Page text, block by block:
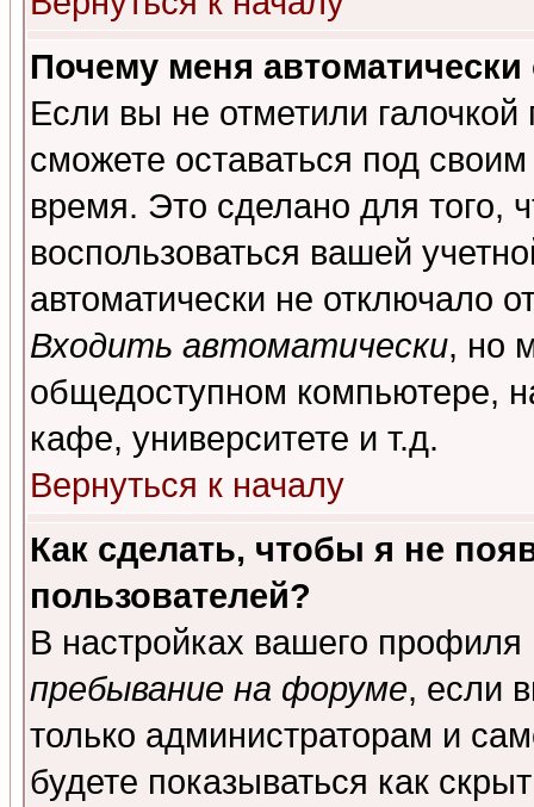
Почему меня автоматически
Если вы не отметили галочкой
сможете оставаться под
время. Это сделано для того,
воспользоваться вашей
автоматически не отключало
Входить автоматически, но
общедоступном компьютере,
кафе, университете и т.д.
Вернуться к началу
Как сделать, чтобы я не
пользователей?
В настройках вашего
пребывание на форуме, если
только администраторам и
будете показываться как